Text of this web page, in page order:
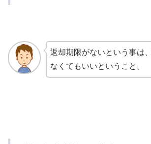
返却期限がないという事は
なくてもいいということ。